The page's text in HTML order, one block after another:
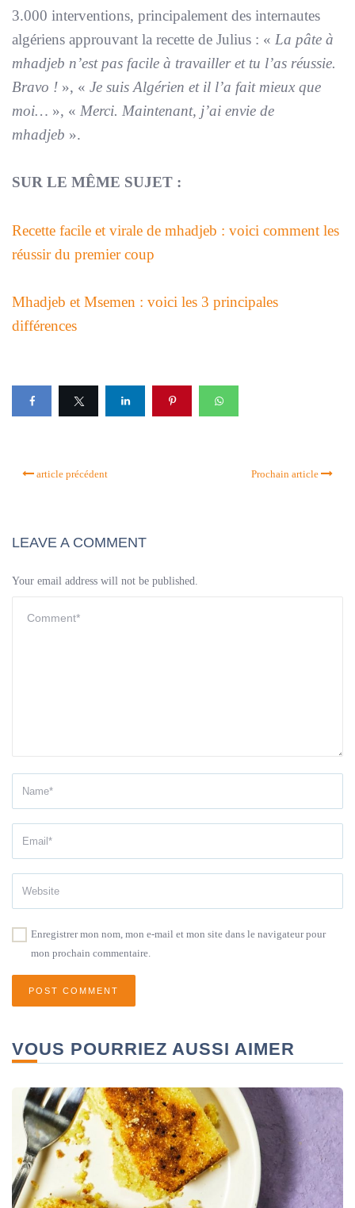
3.000 interventions, principalement des internautes
algériens approuvant la recette de Julius : « La pâte à
mhadjeb n’est pas facile à travailler et tu l’as réussie.
Bravo ! », « Je suis Algérien et il l’a fait mieux que
moi… », « Merci. Maintenant, j’ai envie de
mhadjeb ».
SUR LE MÊME SUJET :
Recette facile et virale de mhadjeb : voici comment les
réussir du premier coup
Mhadjeb et Msemen : voici les 3 principales
différences
article précédent Prochain article
LEAVE A COMMENT
Your email address will not be published.
Enregistrer mon nom, mon e-mail et mon site dans le navigateur pour
mon prochain commentaire.
VOUS POURRIEZ AUSSI AIMER